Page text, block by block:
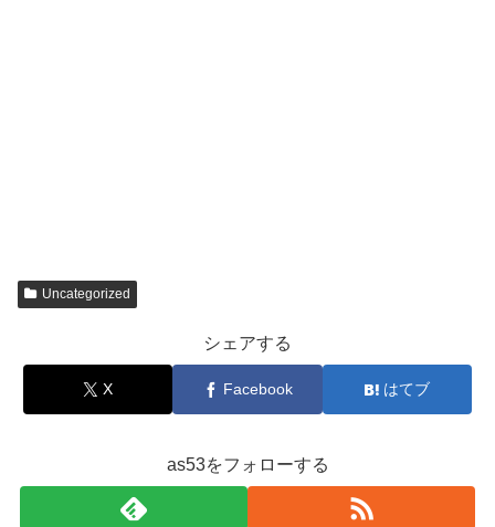
Uncategorized
シェアする
X Facebook はてブ
as53をフォローする